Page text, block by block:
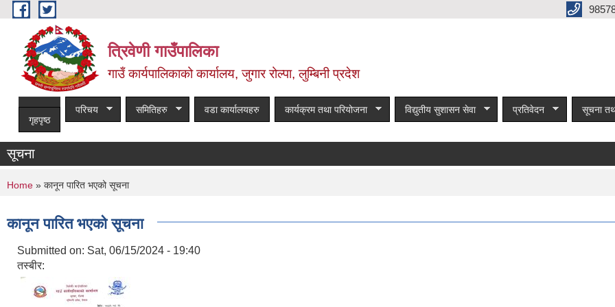
Skip to main content
त्रिवेणी गाउँपालिका
गाउँ कार्यपालिकाको कार्यालय, जुगार रोल्पा, लुम्बिनी प्रदेश
गृहपृष्ठ
परिचय समितिहरु वडा कार्यालयहरु कार्यक्रम तथा परियोजना विद्युतीय सुशासन सेवा प्रतिवेदन सूचना
सूचना
You are here
Home » कानून पारित भएको सूचना
कानून पारित भएको सूचना
Submitted on: Sat, 06/15/2024 - 19:40
तस्बीर: